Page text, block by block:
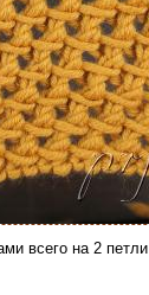
всего на 2 петли